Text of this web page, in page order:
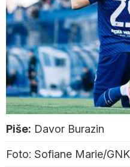
Piše: Davor Burazin
Foto: Sofiane Marie/